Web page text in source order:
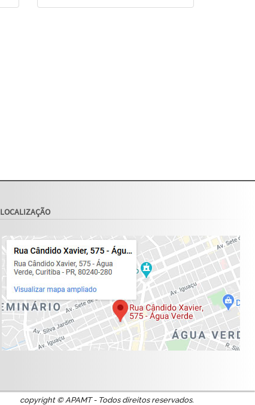
LOCALIZAÇÃO
copyright © APAMT - Todos direitos reservados.